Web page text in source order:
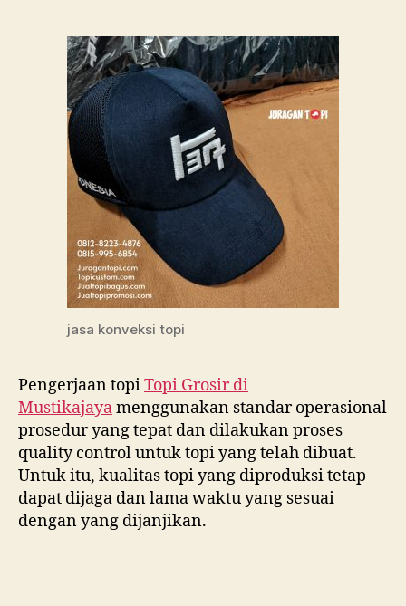
jasa konveksi topi
Pengerjaan topiTopi Grosir di
Mustikajayamenggunakan standar operasional
prosedur yang tepat dan dilakukan proses
quality control untuk topi yang telah dibuat.
Untuk itu, kualitas topi yang diproduksi tetap
dapat dijaga dan lama waktu yang sesuai
dengan yang dijanjikan.